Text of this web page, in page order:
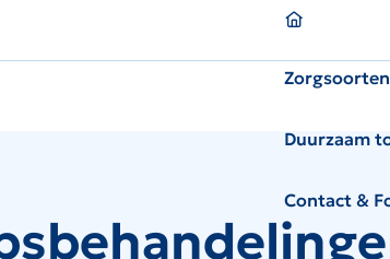
Zorgsoorten
Duurzaam
Contact &